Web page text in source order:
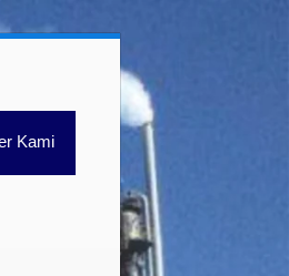
Kami